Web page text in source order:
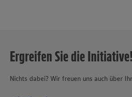
Ergreifen Sie die Initiative!
Nichts dabei? Wir freuen uns auch über